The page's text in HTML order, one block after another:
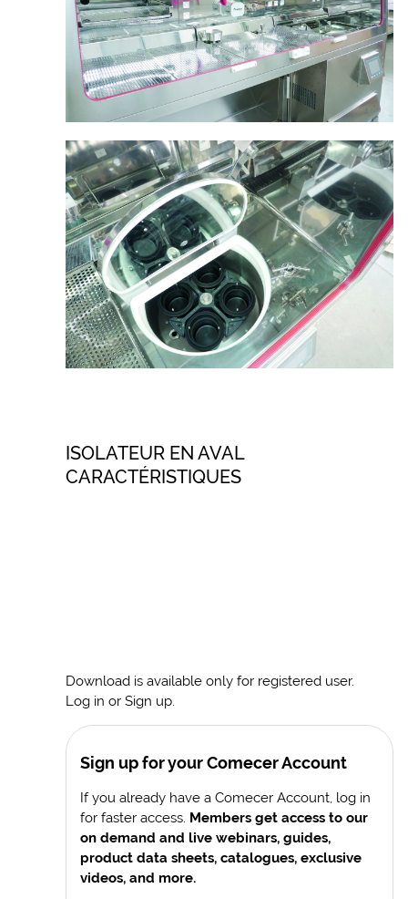
ISOLATEUR EN AVAL
CARACTÉRISTIQUES
Download is available only for registered user.
Log in or Sign up.
Sign up for your Comecer Account
If you already have a Comecer Account, log in
for faster access. Members get access to our
on demand and live webinars, guides,
product data sheets, catalogues, exclusive
videos, and more.